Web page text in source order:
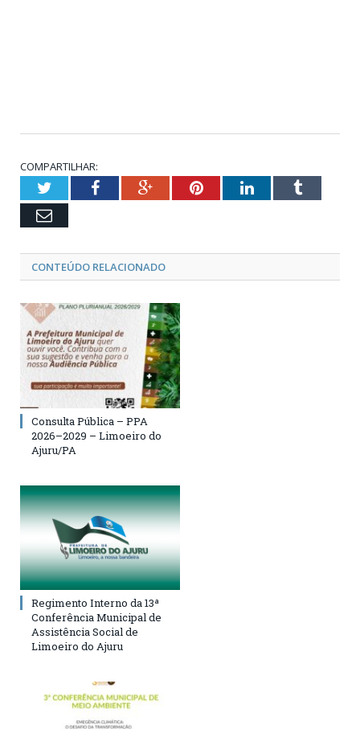
COMPARTILHAR:
TwitterFacebookGoogle+PinterestLinkedInTumblr
Email
CONTEÚDO RELACIONADO
Consulta Pública – PPA
2026–2029 – Limoeiro do
Ajuru/PA
Regimento Interno da 13ª
Conferência Municipal de
Assistência Social de
Limoeiro do Ajuru